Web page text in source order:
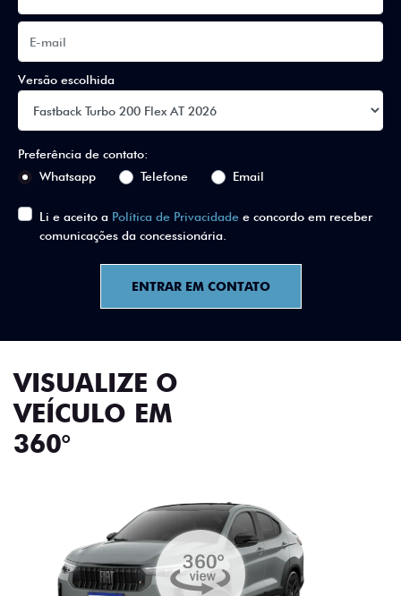
Versão escolhida
Preferência de contato:
Whatsapp
Telefone Email
Li e aceito a Política de Privacidade e concordo em receber
comunicações da concessionária.
ENTRAR EM CONTATO
VISUALIZE O
VEÍCULO EM
360°